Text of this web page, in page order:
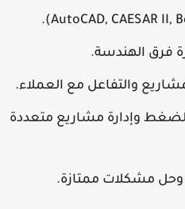
فرق الهندسة.
والتفاعل مع العملاء.
وإدارة مشاريع متعددة
مشكلات ممتازة.